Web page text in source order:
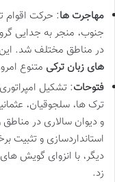
مهاجرت ها: حرکت اقوام
جنوب، منجر به جدایی
در مناطق مختلف شد.
های زبان ترکی متنوع
فتوحات: تشکیل
ترک ها، سلجوقیان،
و دیوان سالاری در
استانداردسازی و تثبیت
دیگر، با انزوای گویش
زد.